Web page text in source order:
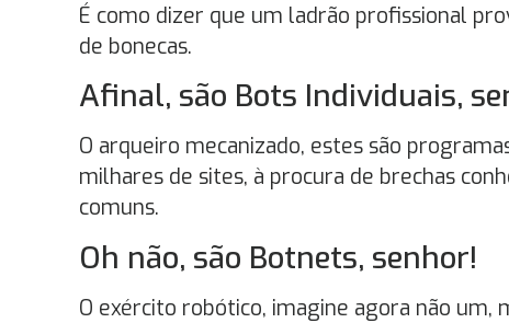
É como dizer que um ladrão profissional
de bonecas.
Afinal, são Bots Individuais,
O arqueiro mecanizado, estes são
milhares de sites, à procura de brechas
comuns.
Oh não, são Botnets, senhor!
O exército robótico, imagine agora não um,